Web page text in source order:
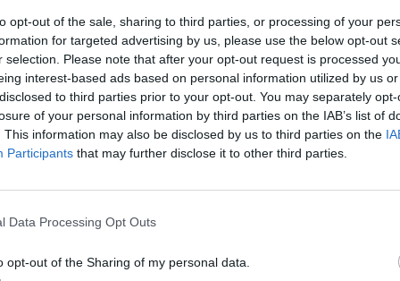
opt-out of the sale, sharing to third parties, or processing of your
for targeted advertising by us, please use the below opt-out
selection. Please note that after your opt-out request is processed
interest-based ads based on personal information utilized by us
to third parties prior to your opt-out. You may separately
of your personal information by third parties on the IAB’s list of
This information may also be disclosed by us to third parties on the
Participants that may further disclose it to other third parties.
Data Processing Opt Outs
opt-out of the Sharing of my personal data.
kodeksu wyborczego. Czekają nas
z RMF FM.